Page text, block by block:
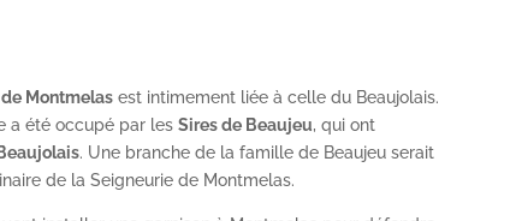
Montmelas est intimement liée à celle du Beaujolais.
a été occupé par lesSires de Beaujeu, qui ont
. Une branche de la famille de Beaujeu serait
de la Seigneurie de Montmelas.